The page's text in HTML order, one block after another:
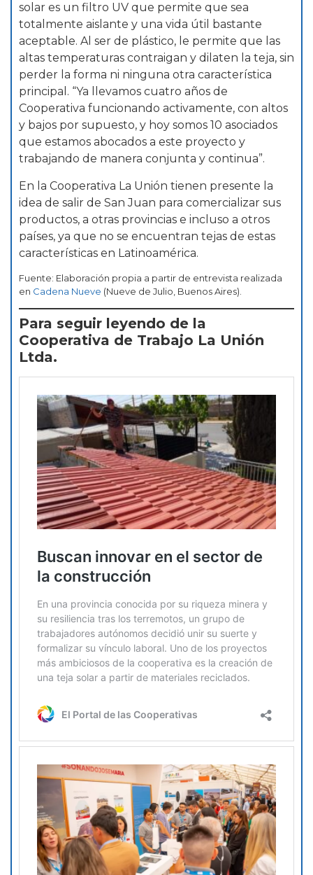
solar es un filtro UV que permite que sea
totalmente aislante y una vida útil bastante
aceptable. Al ser de plástico, le permite que las
altas temperaturas contraigan y dilaten la teja, sin
perder la forma ni ninguna otra característica
principal. “Ya llevamos cuatro años de
Cooperativa funcionando activamente, con altos
y bajos por supuesto, y hoy somos 10 asociados
que estamos abocados a este proyecto y
trabajando de manera conjunta y continua”.
En la Cooperativa La Unión tienen presente la
idea de salir de San Juan para comercializar sus
productos, a otras provincias e incluso a otros
países, ya que no se encuentran tejas de estas
características en Latinoamérica.
Fuente: Elaboración propia a partir de entrevista realizada
en Cadena Nueve (Nueve de Julio, Buenos Aires).
Para seguir leyendo de la
Cooperativa de Trabajo La Unión
Ltda.